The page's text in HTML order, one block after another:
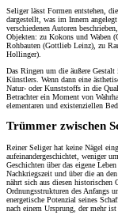
Seliger lässt Formen entstehen,
dargestellt, was im Innern
verschiedenen Autoren
Objekten: zu Kokons und Waben
Rohbauten (Gottlieb Leinz), zu
Hollinger).
Das Ringen um die äußere
Künstlers. Wenn dann eine
Natur- oder Kunststoffs in die
Betrachter ein Moment von
elementaren und existenziellen
Trümmer zwischen
Reiner Seliger hat keine Nägel
aufeinandergeschichtet, weniger
Geschichten über das eigene
Nachkriegszeit und über die an
nährt sich aus diesen historischen
Ordnungsstrukturen des Anfangs
energetische Potenzial seines
nach einem Ursprung, der mehr